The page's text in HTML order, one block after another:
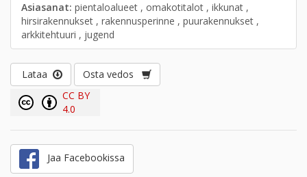
Asiasanat: pientaloalueet , omakotitalot , ikkunat ,
hirsirakennukset , rakennusperinne , puurakennukset ,
arkkitehtuuri , jugend
Lataa
Osta vedos
CC BY
4.0
Jaa Facebookissa